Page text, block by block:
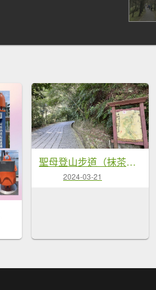
聖母登山步道（抹茶山）
2024-03-21